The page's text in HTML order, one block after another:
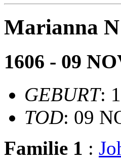
Marianna N
1606 - 09
GEBURT:
TOD: 09
Familie 1 :